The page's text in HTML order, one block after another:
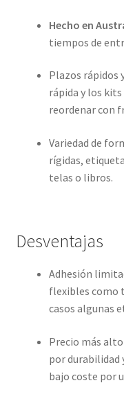
Hecho en
tiempos de
Plazos rápidos
rápida y los kits
reordenar con
Variedad de
rígidas,
telas o libros.
Desventajas
Adhesión
flexibles como
casos algunas
Precio más
por durabilidad
bajo coste por